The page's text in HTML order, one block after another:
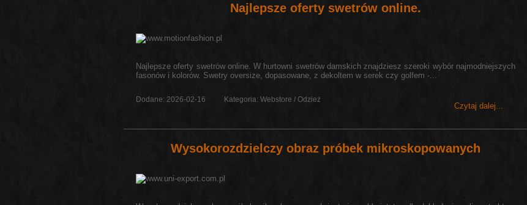
Najlepsze oferty swetrów online.
Najlepsze oferty swetrów online. W hurtowni swetrów damskich znajdziesz szeroki wybór najmodniejszych
fasonów i kolorów. Swetry oversize, dopasowane, z dekoltem w serek czy golfem -...
Czytaj dalej...
Dodane: 2026-02-16 Kategoria: Webstore / Odzież
Wysokorozdzielczy obraz próbek mikroskopowanych